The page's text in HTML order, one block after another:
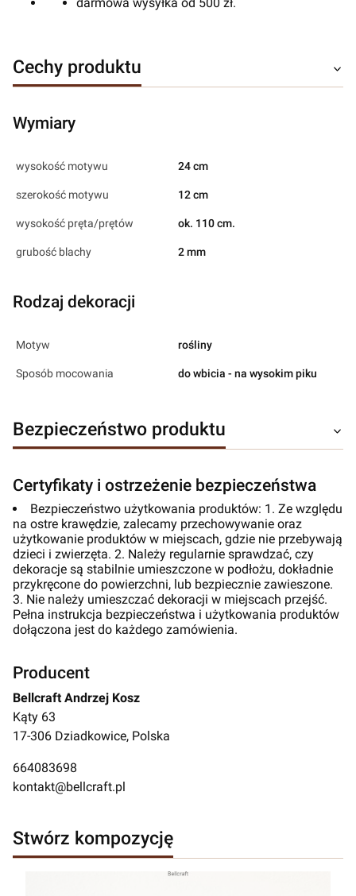
Cechy produktu
Wymiary
wysokość motywu 24 cm
szerokość motywu 12 cm
wysokość pręta/prętów ok. 110 cm.
grubość blachy 2 mm
Rodzaj dekoracji
Motyw rośliny
Sposób mocowania do wbicia - na wysokim piku
Bezpieczeństwo produktu
Certyfikaty i ostrzeżenie bezpieczeństwa
Bezpieczeństwo użytkowania produktów: 1. Ze względu
na ostre krawędzie, zalecamy przechowywanie oraz
użytkowanie produktów w miejscach, gdzie nie przebywają
dzieci i zwierzęta. 2. Należy regularnie sprawdzać, czy
dekoracje są stabilnie umieszczone w podłożu, dokładnie
przykręcone do powierzchni, lub bezpiecznie zawieszone.
3. Nie należy umieszczać dekoracji w miejscach przejść.
Pełna instrukcja bezpieczeństwa i użytkowania produktów
dołączona jest do każdego zamówienia.
Producent
Bellcraft Andrzej Kosz
Kąty 63
17-306 Dziadkowice, Polska
664083698
kontakt@bellcraft.pl
Stwórz kompozycję